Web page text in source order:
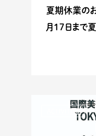
夏期休業の
月17日まで
ACTIVITIES